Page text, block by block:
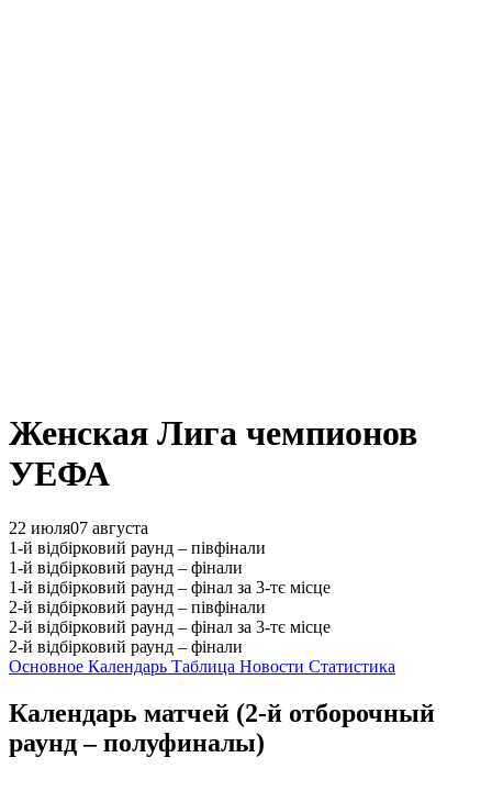
Женская Лига чемпионов
УЕФА
22 июля07 августа
1-й відбірковий раунд – півфінали
1-й відбірковий раунд – фінали
1-й відбірковий раунд – фінал за 3-тє місце
2-й відбірковий раунд – півфінали
2-й відбірковий раунд – фінал за 3-тє місце
2-й відбірковий раунд – фінали
Основное Календарь Таблица Новости Статистика
Календарь матчей (2-й отборочный
раунд – полуфиналы)